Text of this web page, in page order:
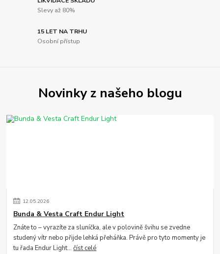
Slevy až 80%
15 LET NA TRHU
Osobní přístup
Novinky z našeho blogu
12.05.2026
Bunda & Vesta Craft Endur Light
Znáte to – vyrazíte za sluníčka, ale v polovině švihu se zvedne
studený vítr nebo přijde lehká přeháňka. Právě pro tyto momenty je
tu řada Endur Light...číst celé